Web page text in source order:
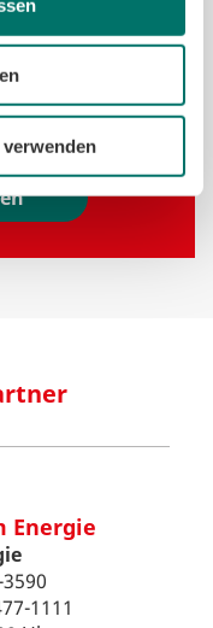
mit Preisgarantie
für klimabewusste
Energie
1111